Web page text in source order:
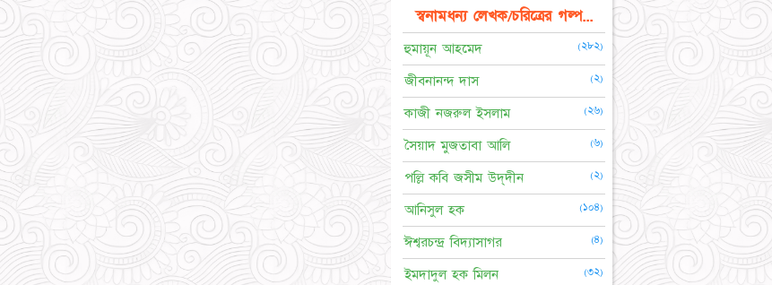
স্বনামধন্য লেখক/চরিত্রের গল্প...
হুমায়ূন আহমেদ (২৮২)
জীবনানন্দ দাস (২)
কাজী নজরুল ইসলাম (২৬)
সৈয়াদ মুজতাবা আলি (৬)
পল্লি কবি জসীম উদ্‌দীন (২)
আনিসুল হক (১০৪)
ঈশ্বরচন্দ্র বিদ্যাসাগর (৪)
ইমদাদুল হক মিলন (৩২)